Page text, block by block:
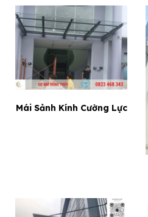
Mái Sảnh Kính Cường Lực